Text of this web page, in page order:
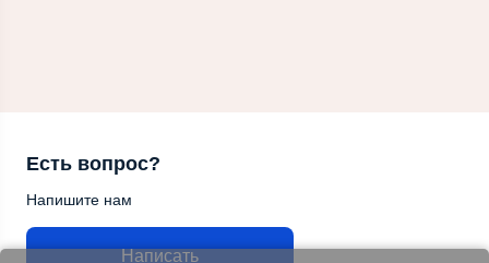
Есть вопрос?
Напишите нам
Написать